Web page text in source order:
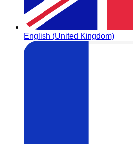
English (United Kingdom)